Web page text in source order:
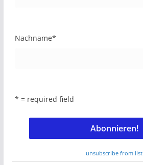
Nachname*
* = required field
unsubscribe from list